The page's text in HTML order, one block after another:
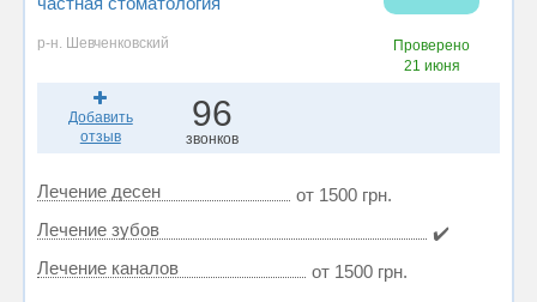
р-н. Шевченковский
Проверено
21 июня
Добавить
отзыв
96
звонков
Лечение десен
от 1500 грн.
Лечение зубов
✔️
Лечение каналов
от 1500 грн.